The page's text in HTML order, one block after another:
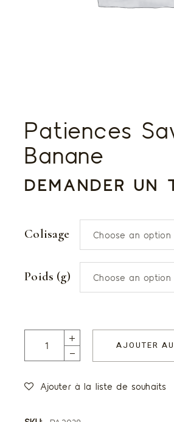
Patiences
Banane
DEMANDER UN
Colisage Choose an option
Poids (g) Choose an option
Patiences saveur Banane quantity
AJOUTER
Ajouter à la liste de souhaits